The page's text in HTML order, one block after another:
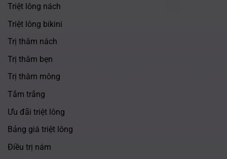
Triệt lông nách
Triệt lông bikini
Trị thâm nách
Trị thâm bẹn
Trị thâm mông
Tắm trắng
Ưu đãi triệt lông
Bảng giá triệt lông
Điều trị nám